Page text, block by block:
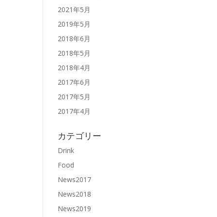
2021年5月
2019年5月
2018年6月
2018年5月
2018年4月
2017年6月
2017年5月
2017年4月
カテゴリー
Drink
Food
News2017
News2018
News2019